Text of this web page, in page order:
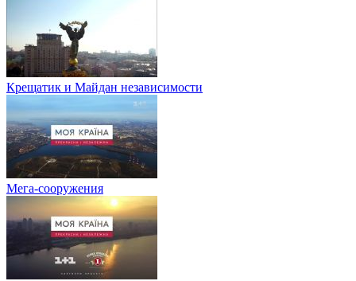
Крещатик и Майдан независимости
Мега-сооружения